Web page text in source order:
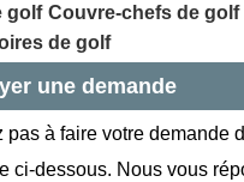
golf Couvre-chefs de golf
de golf
une demande
pas à faire votre demande
ci-dessous. Nous vous